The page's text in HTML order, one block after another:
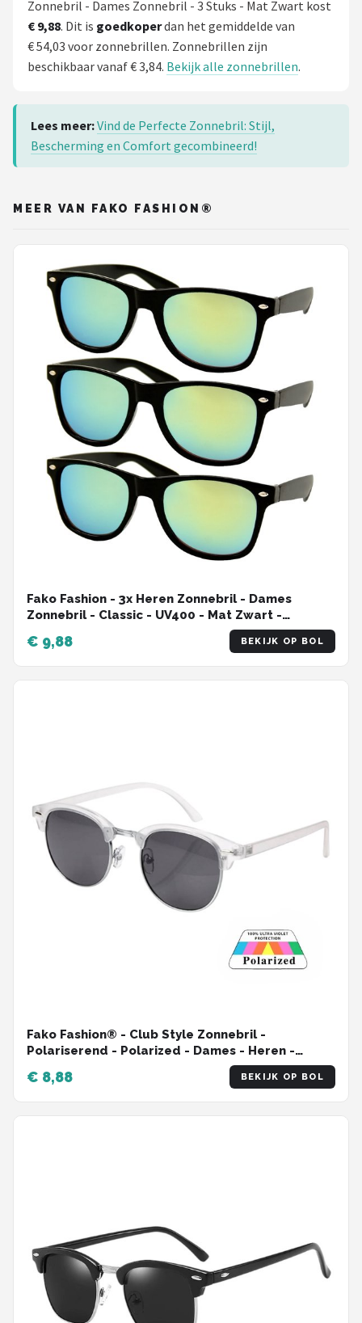
Zonnebril - Dames Zonnebril - 3 Stuks - Mat Zwart kost
€ 9,88. Dit is goedkoperdan het gemiddelde van
€ 54,03 voor zonnebrillen. Zonnebrillen zijn
beschikbaar vanaf € 3,84. Bekijk alle zonnebrillen.
Lees meer:Vind de Perfecte Zonnebril: Stijl,
Bescherming en Comfort gecombineerd!
MEER VAN FAKO FASHION®
Fako Fashion - 3x Heren Zonnebril - Dames
Zonnebril - Classic - UV400 - Mat Zwart -
Groen/Gele Spiegelglazen - 3 Stuks
€ 9,88 BEKIJK OP BOL
Fako Fashion® - Club Style Zonnebril -
Polariserend - Polarized - Dames - Heren -
€ 8,88 BEKIJK OP BOL